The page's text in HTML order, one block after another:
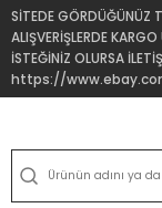
SİTEDE GÖRDÜĞÜNÜZ
ALIŞVERİŞLERDE
İSTEĞİNİZ OLURSA
https://